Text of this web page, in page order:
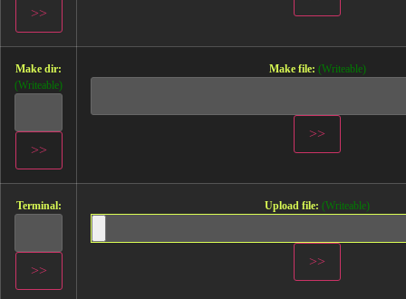
Make dir:
(Writeable)
Make file: (Writeable)
Terminal: Upload file: (Writeable)